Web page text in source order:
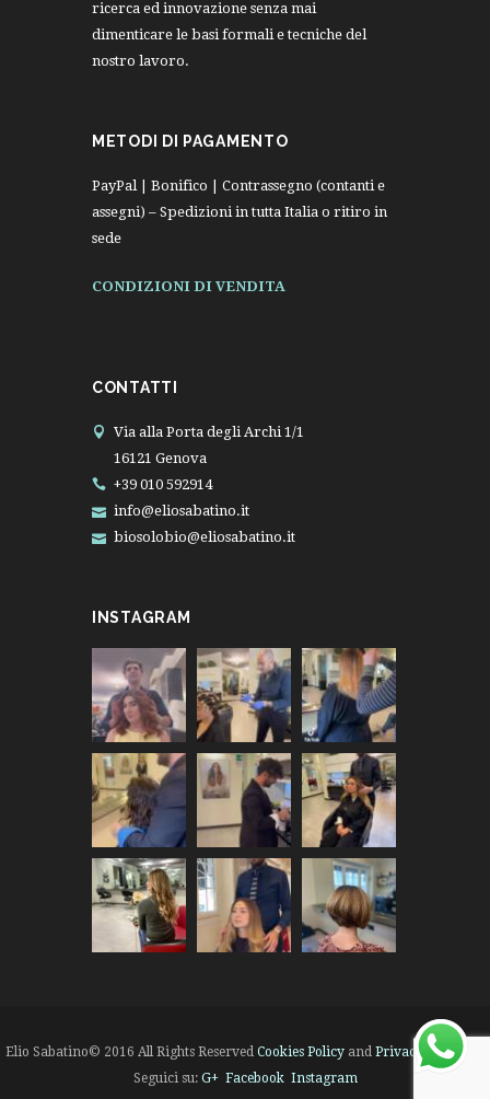
ricerca ed innovazione senza mai
dimenticare le basi formali e tecniche del
nostro lavoro.
METODI DI PAGAMENTO
PayPal | Bonifico | Contrassegno (contanti e
assegni) – Spedizioni in tutta Italia o ritiro in
sede
CONDIZIONI DI VENDITA
CONTATTI
Via alla Porta degli Archi 1/1
16121 Genova
+39 010 592914
info@eliosabatino.it
biosolobio@eliosabatino.it
INSTAGRAM
Elio Sabatino© 2016 All Rights Reserved Cookies Policy and Privacy Policy
Seguici su: G+ Facebook Instagram